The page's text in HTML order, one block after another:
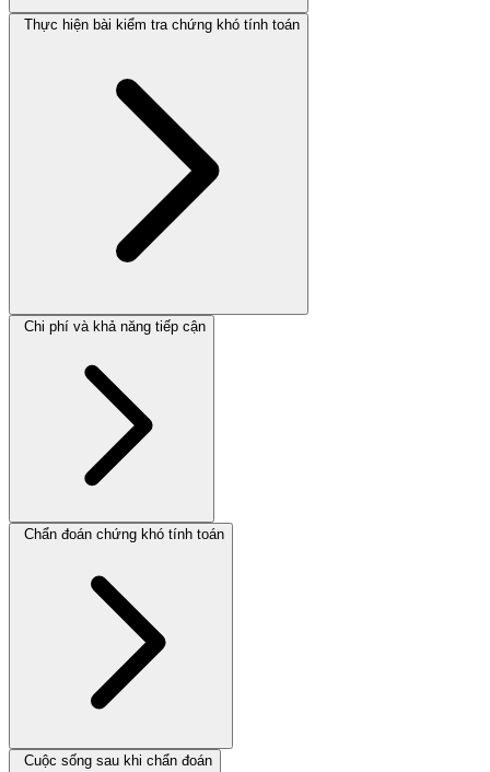
Thực hiện bài kiểm tra chứng khó tính toán
Chi phí và khả năng tiếp cận
Chẩn đoán chứng khó tính toán
Cuộc sống sau khi chẩn đoán